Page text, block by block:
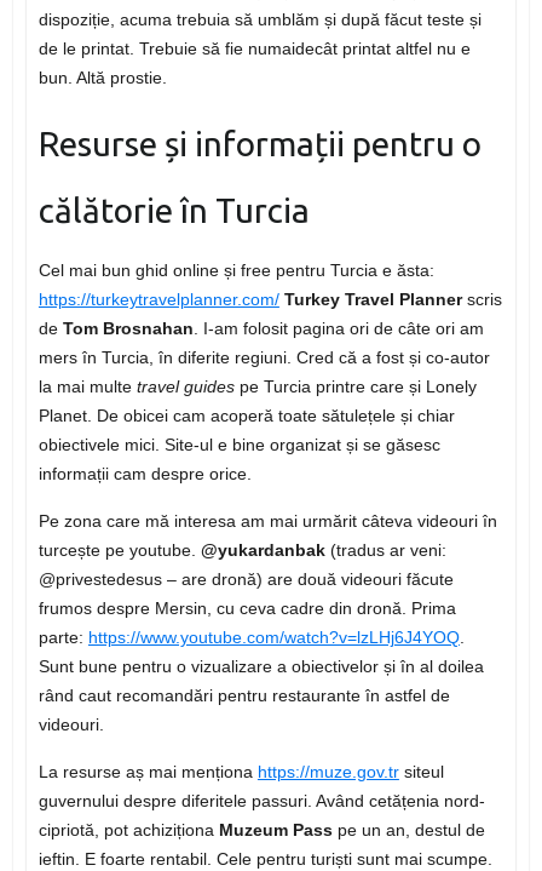
dispoziție, acuma trebuia să umblăm și după făcut teste și
de le printat. Trebuie să fie numaidecât printat altfel nu e
bun. Altă prostie.
Resurse și informații pentru o
călătorie în Turcia
Cel mai bun ghid online și free pentru Turcia e ăsta:
https://turkeytravelplanner.com/ Turkey Travel Plannerscris
de Tom Brosnahan . I-am folosit pagina ori de câte ori am
mers în Turcia, în diferite regiuni. Cred că a fost și co-autor
la mai multe travel guidespe Turcia printre care și Lonely
Planet. De obicei cam acoperă toate sătulețele și chiar
obiectivele mici. Site-ul e bine organizat și se găsesc
informații cam despre orice.
Pe zona care mă interesa am mai urmărit câteva videouri în
turcește pe youtube. @yukardanbak(tradus ar veni:
@privestedesus – are dronă) are două videouri făcute
frumos despre Mersin, cu ceva cadre din dronă. Prima
parte: https://www.youtube.com/watch?v=lzLHj6J4YOQ.
Sunt bune pentru o vizualizare a obiectivelor și în al doilea
rând caut recomandări pentru restaurante în astfel de
videouri.
La resurse aș mai menționa https://muze.gov.trsiteul
guvernului despre diferitele passuri. Având cetățenia nord-
cipriotă, pot achiziționa Muzeum Passpe un an, destul de
ieftin. E foarte rentabil. Cele pentru turiști sunt mai scumpe.